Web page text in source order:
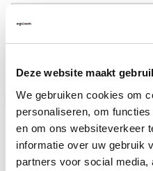
Deze website maakt
We gebruiken cookies om
personaliseren, om
en om ons websiteverkeer
informatie over uw gebruik
partners voor social